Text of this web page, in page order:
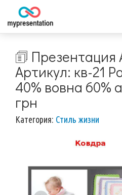
🗊 Презентация
Артикул: кв-21
40% вовна 60%
грн
Категория: Стиль жизни